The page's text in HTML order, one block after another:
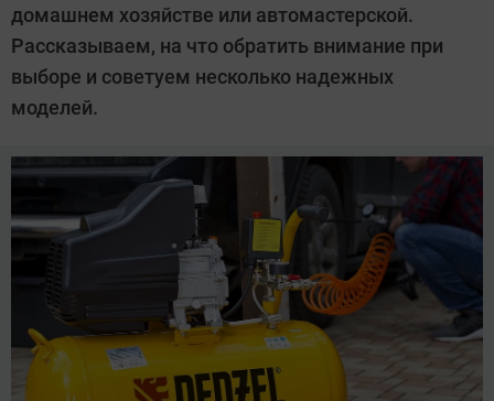
домашнем хозяйстве или автомастерской.
Рассказываем, на что обратить внимание при
выборе и советуем несколько надежных
моделей.